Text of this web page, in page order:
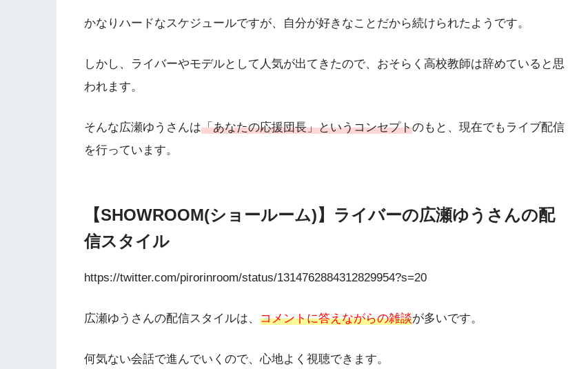
かなりハードなスケジュールですが、自分が好きなことだから続けられたようです。
しかし、ライバーやモデルとして人気が出てきたので、おそらく高校教師は辞めていると思
われます。
そんな広瀬ゆうさんは「あなたの応援団長」というコンセプトのもと、現在でもライブ配信
を行っています。
【SHOWROOM(ショールーム)】ライバーの広瀬ゆうさんの配
信スタイル
https://twitter.com/pirorinroom/status/1314762884312829954?s=20
広瀬ゆうさんの配信スタイルは、 コメントに答えながらの雑談が多いです。
何気ない会話で進んでいくので、心地よく視聴できます。